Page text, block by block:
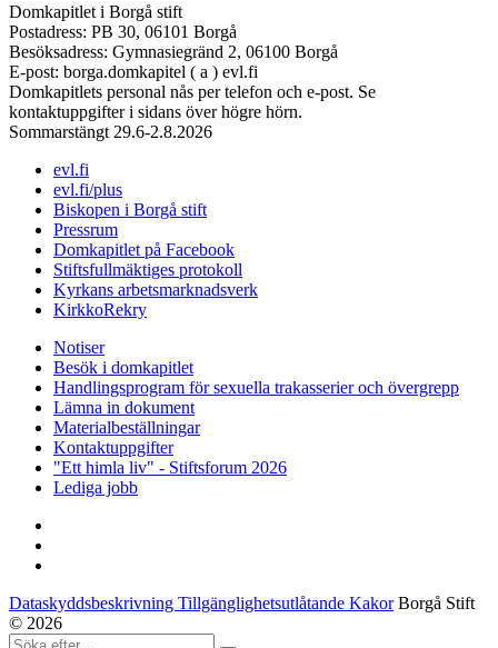
Domkapitlet i Borgå stift
Postadress: PB 30, 06101 Borgå
Besöksadress: Gymnasiegränd 2, 06100 Borgå
E-post: borga.domkapitel ( a ) evl.fi
Domkapitlets personal nås per telefon och e-post. Se
kontaktuppgifter i sidans över högre hörn.
Sommarstängt 29.6-2.8.2026
evl.fi
evl.fi/plus
Biskopen i Borgå stift
Pressrum
Domkapitlet på Facebook
Stiftsfullmäktiges protokoll
Kyrkans arbetsmarknadsverk
KirkkoRekry
Notiser
Besök i domkapitlet
Handlingsprogram för sexuella trakasserier och övergrepp
Lämna in dokument
Materialbeställningar
Kontaktuppgifter
"Ett himla liv" - Stiftsforum 2026
Lediga jobb
Dataskyddsbeskrivning Tillgänglighetsutlåtande Kakor Borgå Stift
© 2026